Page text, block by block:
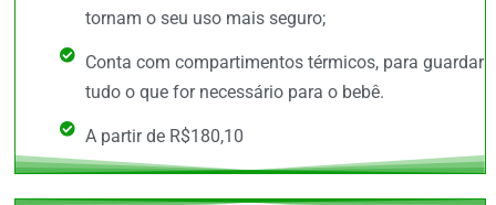
tornam o seu uso mais seguro;
Conta com compartimentos térmicos, para guardar
tudo o que for necessário para o bebê.
A partir de R$180,10